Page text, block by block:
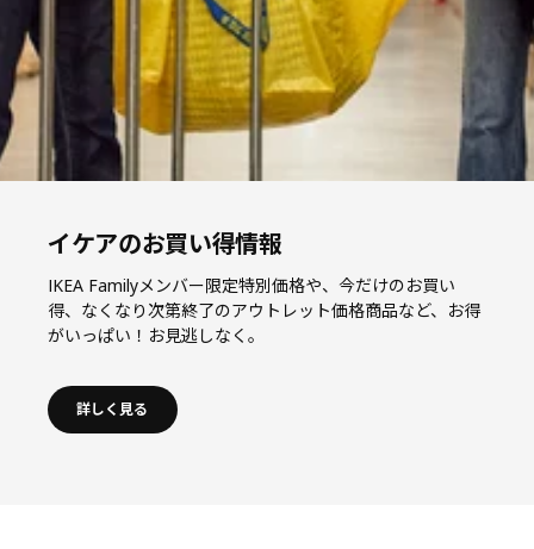
イケアのお買い得情報
IKEA Familyメンバー限定特別価格や、今だけのお買い
得、なくなり次第終了のアウトレット価格商品など、お得
がいっぱい！お見逃しなく。
詳しく見る